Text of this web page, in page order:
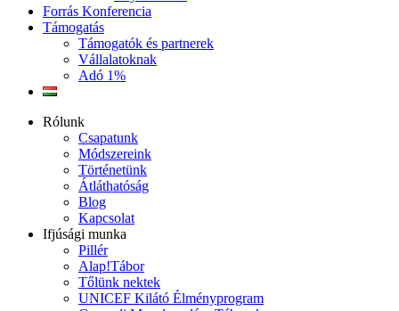
Forrás Konferencia
Támogatás
Támogatók és partnerek
Vállalatoknak
Adó 1%
Rólunk
Csapatunk
Módszereink
Történetünk
Átláthatóság
Blog
Kapcsolat
Ifjúsági munka
Pillér
Alap!Tábor
Tőlünk nektek
UNICEF Kilátó Élményprogram